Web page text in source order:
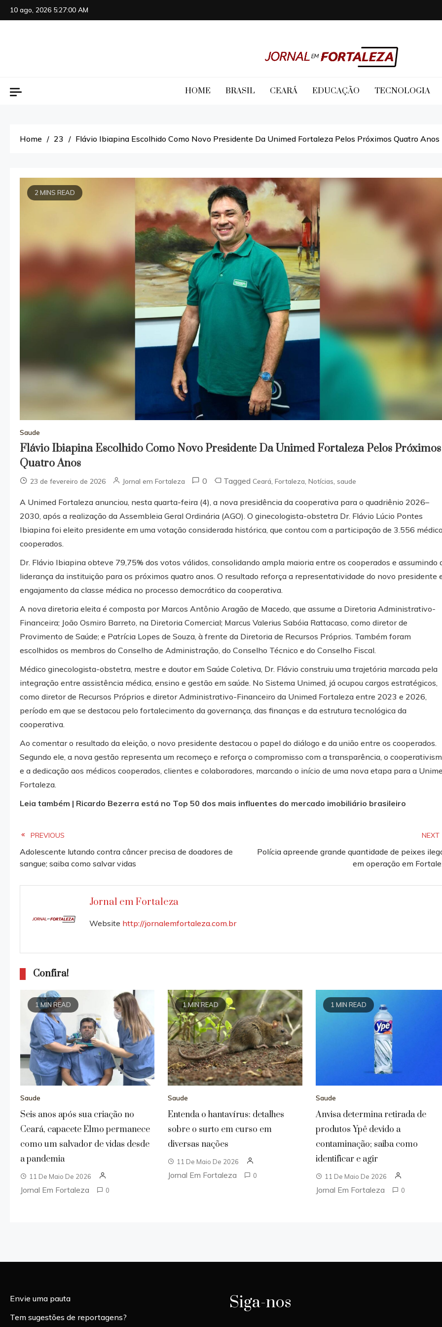
Skip
to
10 ago, 2026 5:27:01 AM
Jornal em Fortaleza
HOME BRASIL CEARÁ EDUCAÇÃO TECNOLOGIA
Home 23 Flávio Ibiapina Escolhido Como Novo Presidente Da Unimed Fortaleza Pelos Próximos Quatro Anos
2 MINS READ
Saude
Flávio Ibiapina Escolhido Como Novo Presidente Da Unimed Fortaleza Pelos Próximos
Quatro Anos
23 de fevereiro de 2026 Jornal em Fortaleza 0 Tagged Ceará Fortaleza Notícias saude
A Unimed Fortaleza anunciou, nesta quarta-feira (4), a nova presidência da cooperativa para o quadriênio 2026–
2030, após a realização da Assembleia Geral Ordinária (AGO). O ginecologista-obstetra Dr. Flávio Lúcio Pontes
Ibiapina foi eleito presidente em uma votação considerada histórica, que contou com a participação de 3.556
cooperados.
Dr. Flávio Ibiapina obteve 79,75% dos votos válidos, consolidando ampla maioria entre os cooperados e assumindo
liderança da instituição para os próximos quatro anos. O resultado reforça a representatividade do novo presidente
engajamento da classe médica no processo democrático da cooperativa.
A nova diretoria eleita é composta por Marcos Antônio Aragão de Macedo, que assume a Diretoria Administrativo-
Financeira; João Osmiro Barreto, na Diretoria Comercial; Marcus Valerius Sabóia Rattacaso, como diretor de
Provimento de Saúde; e Patrícia Lopes de Souza, à frente da Diretoria de Recursos Próprios. Também foram
escolhidos os membros do Conselho de Administração, do Conselho Técnico e do Conselho Fiscal.
Médico ginecologista-obstetra, mestre e doutor em Saúde Coletiva, Dr. Flávio construiu uma trajetória marcada pela
integração entre assistência médica, ensino e gestão em saúde. No Sistema Unimed, já ocupou cargos estratégicos,
como diretor de Recursos Próprios e diretor Administrativo-Financeiro da Unimed Fortaleza entre 2023 e 2026,
período em que se destacou pelo fortalecimento da governança, das finanças e da estrutura tecnológica da
cooperativa.
Ao comentar o resultado da eleição, o novo presidente destacou o papel do diálogo e da união entre os cooperados.
Segundo ele, a nova gestão representa um recomeço e reforça o compromisso com a transparência, o
e a dedicação aos médicos cooperados, clientes e colaboradores, marcando o início de uma nova etapa para a
Fortaleza.
Leia também | Ricardo Bezerra está no Top 50 dos mais influentes do mercado imobiliário brasileiro
Read
more
articles
PREVIOUS
Adolescente lutando contra câncer precisa de doadores de
sangue; saiba como salvar vidas
NEXT
Polícia apreende grande quantidade de peixes
em operação em
Jornal em Fortaleza
Website http://jornalemfortaleza.com.br
Confira!
1 MIN READ
Saude
Seis anos após sua criação no
Ceará, capacete Elmo permanece
como um salvador de vidas desde
a pandemia
11 De Maio De 2026
Jornal Em Fortaleza 0
1 MIN READ
Saude
Entenda o hantavírus: detalhes
sobre o surto em curso em
diversas nações
11 De Maio De 2026
Jornal Em Fortaleza 0
1 MIN READ
Saude
Anvisa determina retirada de
produtos Ypê devido a
contaminação; saiba como
identificar e agir
11 De Maio De 2026
Jornal Em Fortaleza 0
Envie uma pauta
Tem sugestões de reportagens?
Siga-nos